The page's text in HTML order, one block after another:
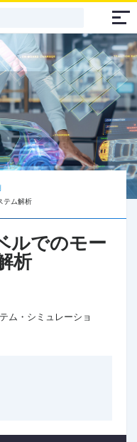
テム解析​
ルでのモー
析​
ム・シミュレーショ